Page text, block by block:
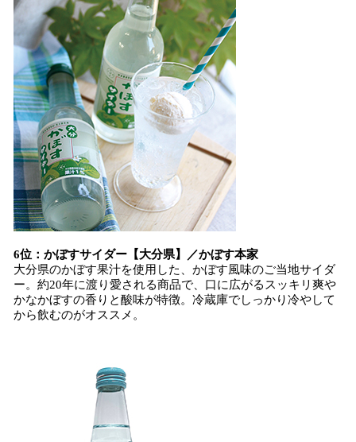
6位：かぼすサイダー【大分県】／かぼす本家
大分県のかぼす果汁を使用した、かぼす風味のご当地サイダ
ー。約20年に渡り愛される商品で、口に広がるスッキリ爽や
かなかぼすの香りと酸味が特徴。冷蔵庫でしっかり冷やして
から飲むのがオススメ。